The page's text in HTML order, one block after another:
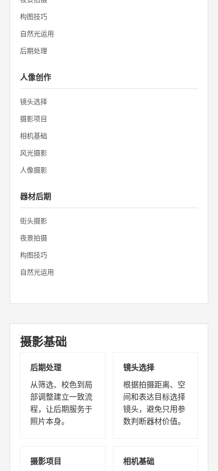
构图技巧
自然光运用
后期处理
人像创作
镜头选择
摄影项目
相机基础
风光摄影
人像摄影
器材后期
街头摄影
夜景拍摄
构图技巧
自然光运用
摄影基础
后期处理
从筛选、校色到局
部调整建立一致流
程，让后期服务于
照片本身。
镜头选择
根据拍摄距离、空
间和表达目标选择
镜头，避免只用参
数判断器材价值。
摄影项目 相机基础